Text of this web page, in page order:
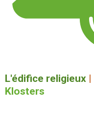
L'édifice religieux |
Klosters